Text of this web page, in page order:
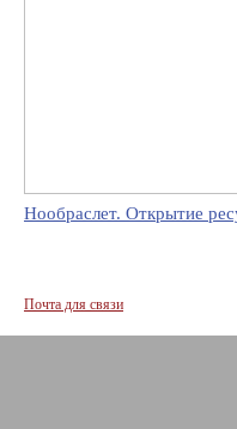
Нообраслет. Открытие
Почта для связи